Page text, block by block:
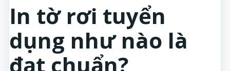
In tờ rơi tuyển
dụng như nào là
đạt chuẩn?